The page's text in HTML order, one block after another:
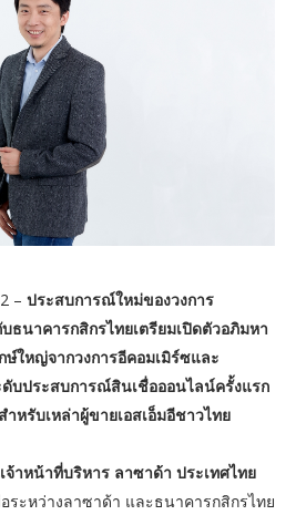
– ประสบการณ์ใหม่ของวงการ
ธนาคารกสิกรไทยเตรียมเปิดตัวอภิมหา
ษ์ใหญ่จากวงการอีคอมเมิร์ซและ
บประสบการณ์สินเชื่อออนไลน์ครั้งแรก
หรับเหล่าผู้ขายเอสเอ็มอีชาวไทย
จ้าหน้าที่บริหาร ลาซาด้า ประเทศไทย
ระหว่างลาซาด้า และธนาคารกสิกรไทย